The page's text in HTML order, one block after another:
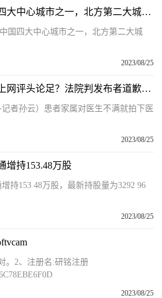
【津抖云】这里是中国四大中心城市之一，北方第二大城市-天津！
国四大中心城市之一，北方第二大城
2023/08/25
涂鸦医生工作照还发在上网评头论足？法院判发布者道歉并赔偿
者孙云）患者家属对医生不满就拍下医
2023/08/25
增持153.48万股
持153 48万股，最新持股量为3292 96
2023/08/25
。2、注册名:研铭注册
2023/08/25